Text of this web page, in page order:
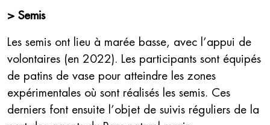
> Semis
Les semis ont lieu à marée basse, avec l’appui de
volontaires (en 2022). Les participants sont équipés
de patins de vase pour atteindre les zones
expérimentales où sont réalisés les semis. Ces
derniers font ensuite l’objet de suivis réguliers de la